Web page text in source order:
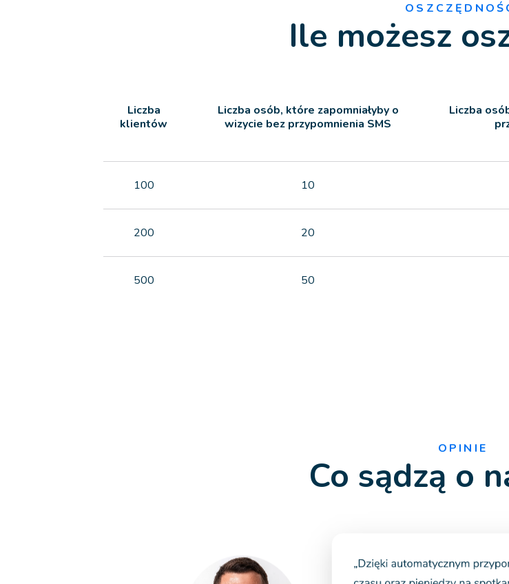
Ile możesz
Liczba
klientów
Liczba osób, które zapomniałyby o
wizycie bez przypomnienia SMS
Liczba
100 10
200 20
500 50
OPINIE
Co sądzą o